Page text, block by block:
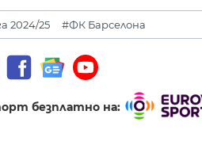
2024/25 #ФК Барселона
безплатно на: